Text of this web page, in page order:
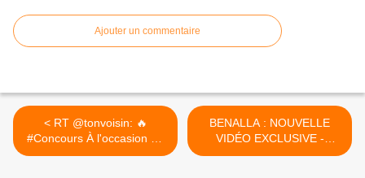
Ajouter un commentaire
< RT @tonvoisin: 🔥
#Concours À l'occasion de
sa...
BENALLA : NOUVELLE
VIDÉO EXCLUSIVE -
Ludovik... >